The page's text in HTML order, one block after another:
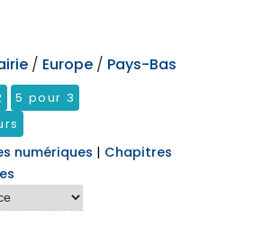
/ Europe / Pays-Bas
5 pour 3
numériques | Chapitres